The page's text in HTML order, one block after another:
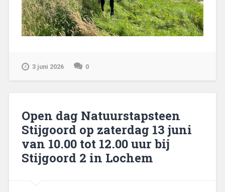
3 juni 2026 0
Open dag Natuurstapsteen
Stijgoord op zaterdag 13 juni
van 10.00 tot 12.00 uur bij
Stijgoord 2 in Lochem